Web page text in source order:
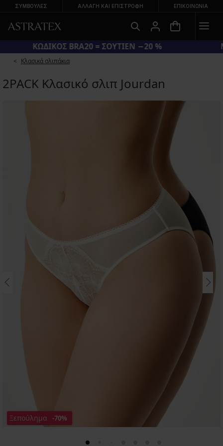
ΣΥΜΒΟΥΛΕΣ ΑΛΛΑΓΉ ΚΑΙ ΕΠΙΣΤΡΟΦΉ ΕΠΙΚΟΙΝΩΝΊΑ
ΚΩΔΙΚΟΣ BRA20 = ΣΟΥΤΙΕΝ −20 %
Κλασικά σλιπάκια
2PACK Κλασικό σλιπ Jourdan
Ξεπούλημα -70%